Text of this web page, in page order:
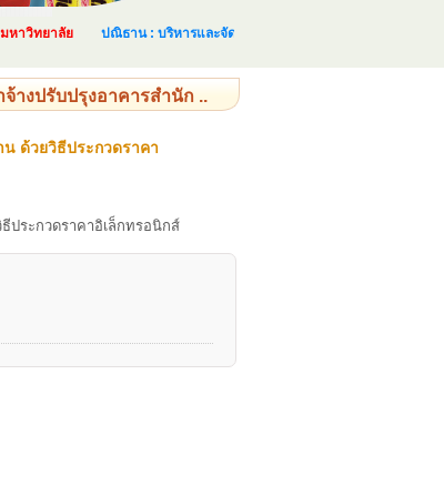
ทยาลัย ปณิธาน : บริหารและจัดการด้านพัสดุอย่างเป็นระบบ และเป็นไปต
างปรับปรุงอาคารสำนัก ..
ด้วยวิธีประกวดราคา
ประกวดราคาอิเล็กทรอนิกส์